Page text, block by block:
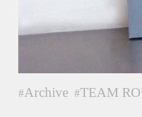
#Archive #TEAM